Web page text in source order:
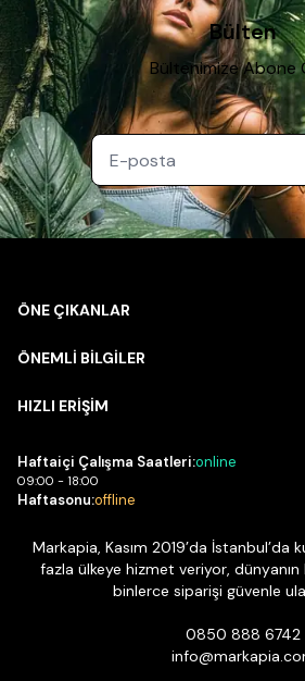
Bülten
Bültenimize Abone
ÖNE ÇIKANLAR
ÖNEMLİ BİLGİLER
HIZLI ERİŞİM
Haftaiçi Çalışma Saatleri:online
09:00 - 18:00
Haftasonu:offline
Markapia, Kasım 2019’da İstanbul’da
fazla ülkeye hizmet veriyor, dünyanın
binlerce siparişi güvenle
0850 888 6742